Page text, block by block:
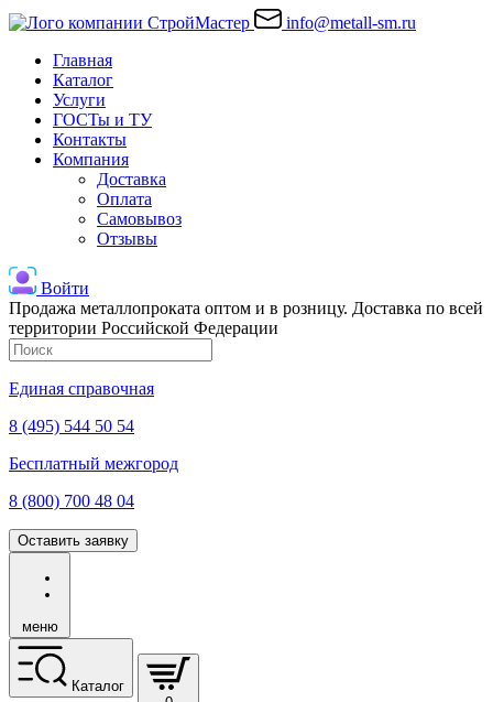
info@metall-sm.ru
Главная
Каталог
Услуги
ГОСТы и ТУ
Контакты
Компания
Доставка
Оплата
Самовывоз
Отзывы
Войти
Продажа металлопроката оптом и в розницу. Доставка по всей
территории Российской Федерации
Единая справочная
8 (495) 544 50 54
Бесплатный межгород
8 (800) 700 48 04
Оставить заявку
меню
Каталог